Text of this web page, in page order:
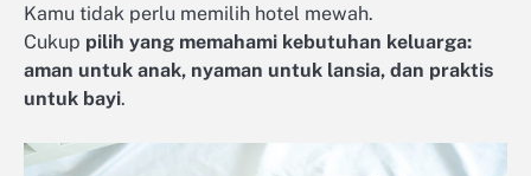
Kamu tidak perlu memilih hotel mewah.
Cukup pilih yang memahami kebutuhan keluarga:
aman untuk anak, nyaman untuk lansia, dan praktis
untuk bayi.